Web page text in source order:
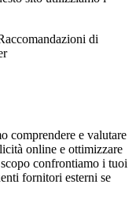
di
comprendere e valutare
online e ottimizzare
confrontiamo i tuoi
fornitori esterni se